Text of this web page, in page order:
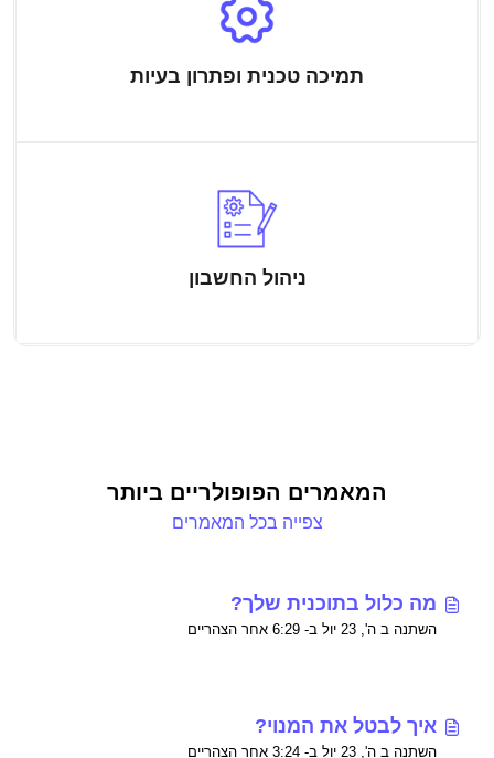
תמיכה טכנית ופתרון בעיות
ניהול החשבון
המאמרים הפופולריים ביותר
צפייה בכל המאמרים
מה כלול בתוכנית שלך?
השתנה ב ה', 23 יול ב- 6:29 אחר הצהריים
איך לבטל את המנוי?
השתנה ב ה', 23 יול ב- 3:24 אחר הצהריים